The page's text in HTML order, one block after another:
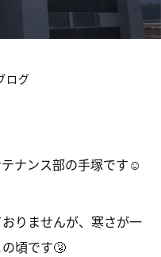
ログ
ナンス部の手塚です☺
りませんが、寒さが一
頃です🤧